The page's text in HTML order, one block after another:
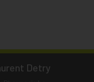
Detry